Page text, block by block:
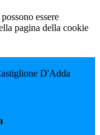
essere
pagina della cookie
D'Adda